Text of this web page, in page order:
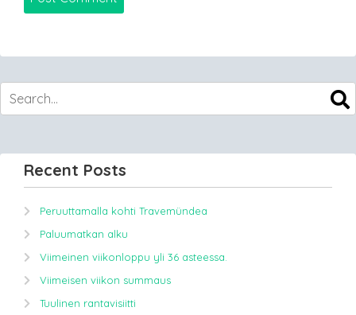
Recent Posts
Peruuttamalla kohti Travemündea
Paluumatkan alku
Viimeinen viikonloppu yli 36 asteessa.
Viimeisen viikon summaus
Tuulinen rantavisiitti